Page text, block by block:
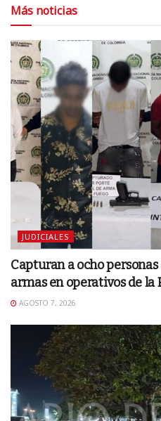
Más noticias
JUDICIALES
Capturan a ocho
armas en operativos de la
AGOSTO 7, 2026